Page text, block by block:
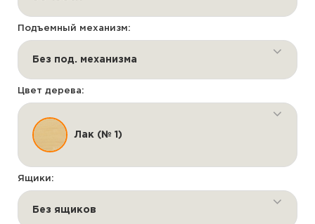
Подъемный механизм:
Без под. механизма
Цвет дерева:
Лак (№ 1)
Ящики:
Без ящиков